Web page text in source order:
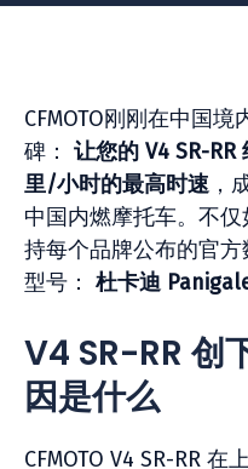
CFMOTO刚刚在中国
碑： 让您的 V4 SR-RR
里/小时的最高时速 ，
中国内燃摩托车。不
持每个品牌公布的官
型号： 杜卡迪
V4 SR-RR 创
因是什么
CFMOTO V4 SR-RR 在